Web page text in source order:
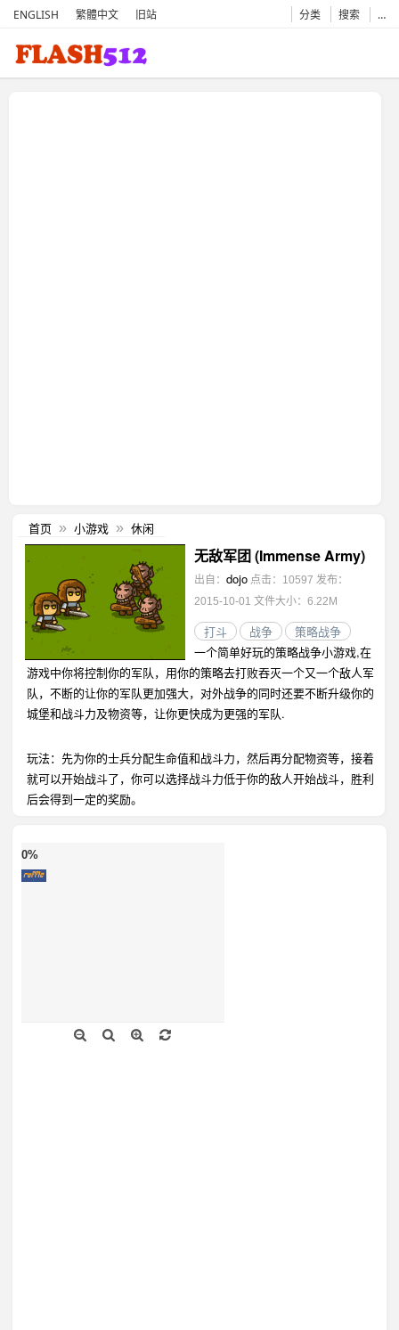
ENGLISH 繁體中文 旧站 分类 搜索 …
首页 » 小游戏 » 休闲
无敌军团 (Immense Army)
出自： dojo 点击：10597 发布：
2015-10-01 文件大小：6.22M
打斗 战争
策略战争
一个简单好玩的策略战争小游戏,在
游戏中你将控制你的军队，用你的策略去打败吞灭一个又一个敌人军
队，不断的让你的军队更加强大，对外战争的同时还要不断升级你的
城堡和战斗力及物资等，让你更快成为更强的军队.
玩法：先为你的士兵分配生命值和战斗力，然后再分配物资等，接着
就可以开始战斗了，你可以选择战斗力低于你的敌人开始战斗，胜利
后会得到一定的奖励。
0%